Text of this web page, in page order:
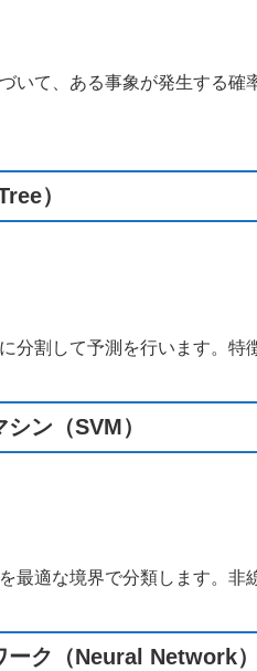
いて、ある事象が発生する
）
分割して予測を行います。特
ン（SVM）
最適な境界で分類します。非
ク（Neural Network）